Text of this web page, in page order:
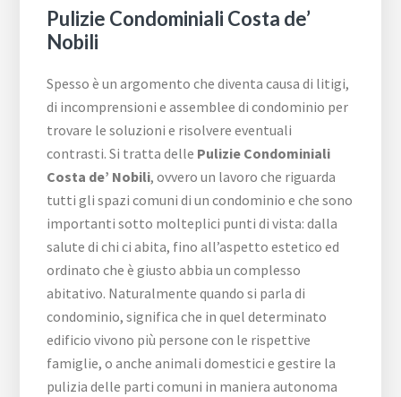
Pulizie Condominiali Costa de’
Nobili
Spesso è un argomento che diventa causa di litigi,
di incomprensioni e assemblee di condominio per
trovare le soluzioni e risolvere eventuali
contrasti. Si tratta delle Pulizie Condominiali
Costa de’ Nobili, ovvero un lavoro che riguarda
tutti gli spazi comuni di un condominio e che sono
importanti sotto molteplici punti di vista: dalla
salute di chi ci abita, fino all’aspetto estetico ed
ordinato che è giusto abbia un complesso
abitativo. Naturalmente quando si parla di
condominio, significa che in quel determinato
edificio vivono più persone con le rispettive
famiglie, o anche animali domestici e gestire la
pulizia delle parti comuni in maniera autonoma